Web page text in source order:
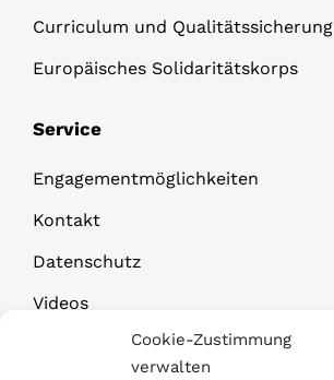
Cookie-Zustimmung
verwalten
Curriculum und Qualitätssicherung
Europäisches Solidaritätskorps
Service
Engagementmöglichkeiten
Kontakt
Datenschutz
Videos